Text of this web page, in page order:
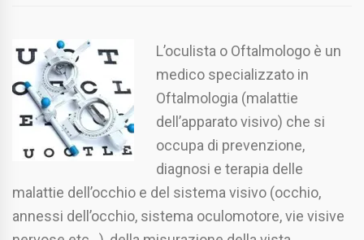
L’oculista o Oftalmologo è un
medico specializzato in
Oftalmologia (malattie
dell’apparato visivo) che si
occupa di prevenzione,
diagnosi e terapia delle
malattie dell’occhio e del sistema visivo (occhio,
annessi dell’occhio, sistema oculomotore, vie visive